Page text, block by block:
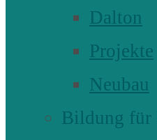
Dalton
Projekte
Neubau
Bildung für